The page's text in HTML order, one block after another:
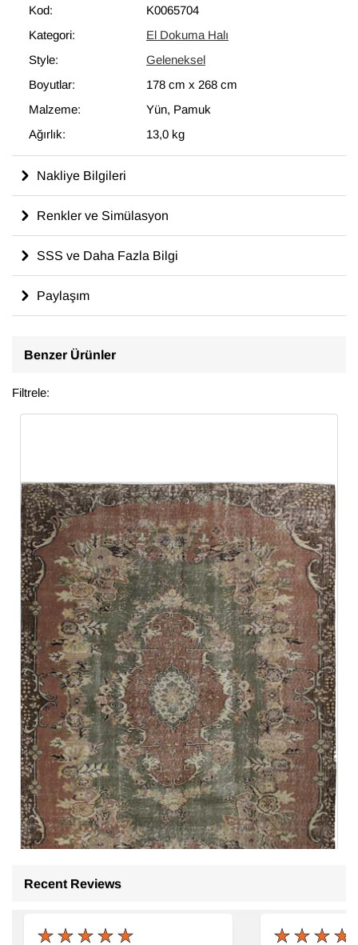
bakımları yapılarak satışa sunulur. Bu muhteşem dönüşüm,
ortaya çıkartır.
178 cm x 268 cm
ölçülerinde olan bu halı, pamuktan üzerine
yün ile dokunmuştur.
Kod:
K0065704
Kategori:
El Dokuma Halı
Style:
Geleneksel
Boyutlar:
178 cm x 268 cm
Malzeme:
Yün, Pamuk
Ağırlık:
13,0 kg
Nakliye Bilgileri
Renkler ve Simülasyon
SSS ve Daha Fazla Bilgi
Paylaşım
Benzer Ürünler
Filtrele:
Recent Reviews